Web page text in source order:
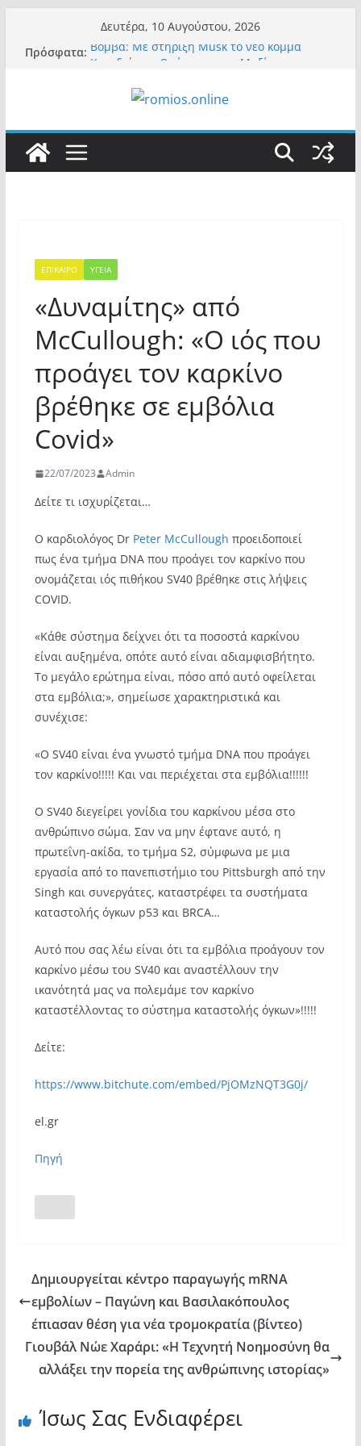
περιεχόμενο
Δευτέρα, 10 Αυγούστου, 2026
Πρόσφατα: Βόμβα: Με στήριξη Musk το νέο κόμμα
εγκλήματά του στην πανδημία – Στην
Ελλάδα τον έκαναν μέλος της Ακαδημίας
είναι το Κίνημα της Μ.Καρυστιανού και όχι
το διεφθαρμένο σύστημα εξουσίας»
ΕΠΙΚΑΙΡΟ ΥΓΕΙΑ
«Δυναμίτης» από
McCullough: «Ο ιός που
προάγει τον καρκίνο
βρέθηκε σε εμβόλια
Covid»
22/07/2023 Admin
Δείτε τι ισχυρίζεται…
Ο καρδιολόγος Dr Peter McCullough προειδοποιεί
πως ένα τμήμα DNA που προάγει τον καρκίνο που
ονομάζεται ιός πιθήκου SV40 βρέθηκε στις λήψεις
COVID.
«Κάθε σύστημα δείχνει ότι τα ποσοστά καρκίνου
είναι αυξημένα, οπότε αυτό είναι αδιαμφισβήτητο.
Το μεγάλο ερώτημα είναι, πόσο από αυτό οφείλεται
στα εμβόλια;», σημείωσε χαρακτηριστικά και
συνέχισε:
«Ο SV40 είναι ένα γνωστό τμήμα DNA που προάγει
τον καρκίνο!!!!! Και ναι περιέχεται στα εμβόλια!!!!!!
Ο SV40 διεγείρει γονίδια του καρκίνου μέσα στο
ανθρώπινο σώμα. Σαν να μην έφτανε αυτό, η
πρωτεΐνη-ακίδα, το τμήμα S2, σύμφωνα με μια
εργασία από το πανεπιστήμιο του Pittsburgh από την
Singh και συνεργάτες, καταστρέφει τα συστήματα
καταστολής όγκων p53 και BRCA…
Αυτό που σας λέω είναι ότι τα εμβόλια προάγουν τον
καρκίνο μέσω του SV40 και αναστέλλουν την
ικανότητά μας να πολεμάμε τον καρκίνο
καταστέλλοντας το σύστημα καταστολής όγκων»!!!!!
Δείτε:
https://www.bitchute.com/embed/PjOMzNQT3G0j/
el.gr
Πηγή
Δημιουργείται κέντρο παραγωγής mRNA
εμβολίων – Παγώνη και Βασιλακόπουλος
έπιασαν θέση για νέα τρομοκρατία (βίντεο)
Γιουβάλ Νώε Χαράρι: «Η Τεχνητή Νοημοσύνη θα
αλλάξει την πορεία της ανθρώπινης ιστορίας»
Ίσως Σας Ενδιαφέρει